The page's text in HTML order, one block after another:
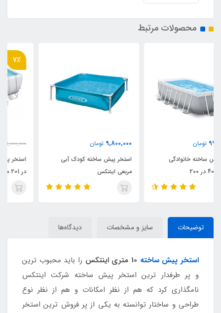
محصولات مرتبط
9,800,000
استخر پیش ساخته کودک آبی
مربعی اینتکس
91,000,000
تومان
استخر پیش ساخته بست وی 412
در 201 مستطیلی
توضیحات سایز و مشخصات دیدگاه‌ها
استخر پیش ساخته
را باید محبوب ترین
و پر طرفدار ترین استخر پیش ساخته شرکت اینتکس
نامگذاری کرد که هم از نظر امکانات و هم از نظر نوع
طراحی و ساختار توانسته به یکی از پر فروش ترین استخر